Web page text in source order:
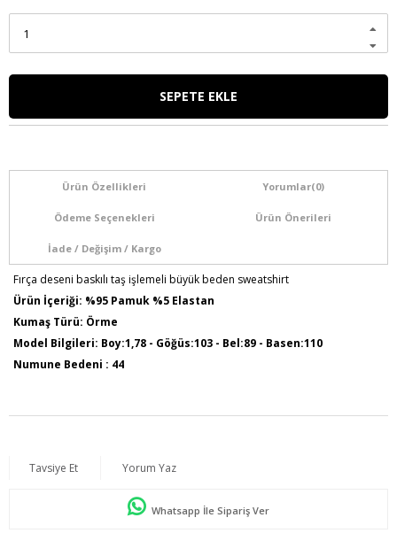
Ürün Özellikleri Yorumlar(0)
Ödeme Seçenekleri Ürün Önerileri
İade / Değişim / Kargo
Fırça deseni baskılı taş işlemeli büyük beden sweatshirt
Ürün İçeriği: %95 Pamuk %5 Elastan
Kumaş Türü: Örme
Model Bilgileri: Boy:1,78 - Göğüs:103 - Bel:89 - Basen:110
Numune Bedeni : 44
Tavsiye Et Yorum Yaz
Whatsapp İle Sipariş Ver